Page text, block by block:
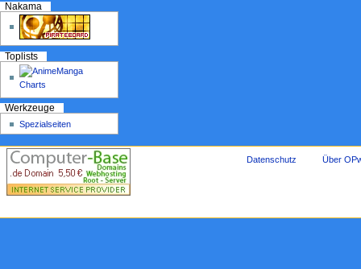
Nakama
Toplists
Werkzeuge
Spezialseiten
Datenschutz Über